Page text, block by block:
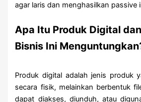
agar laris dan menghasilkan passive
Apa Itu Produk Digital
Bisnis Ini
Produk digital adalah jenis produk
secara fisik, melainkan berbentuk
dapat diakses, diunduh, atau